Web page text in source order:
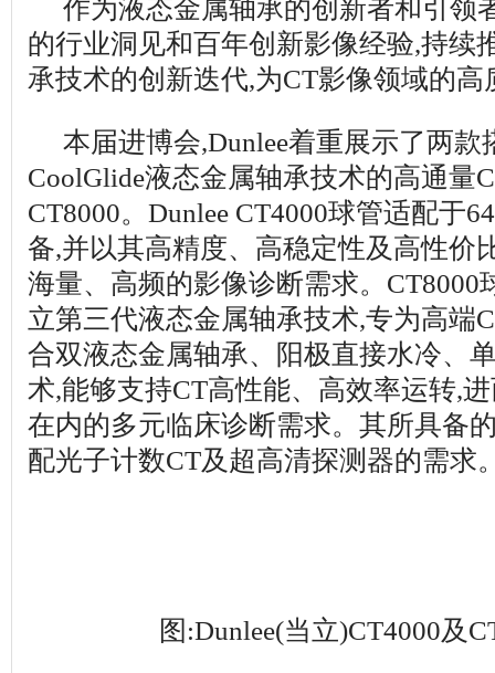
作为液态金属轴承的创新者和引领
的行业洞见和百年创新影像经验,持续
承技术的创新迭代,为CT影像领域的高
本届进博会,Dunlee着重展示了两款
CoolGlide液态金属轴承技术的高通量
CT8000。Dunlee CT4000球管适配于
备,并以其高精度、高稳定性及高性价
海量、高频的影像诊断需求。CT8000
立第三代液态金属轴承技术,专为高端
合双液态金属轴承、阳极直接水冷、
术,能够支持CT高性能、高效率运转,
在内的多元临床诊断需求。其所具备
配光子计数CT及超高清探测器的需求
图:Dunlee(当立)CT4000及